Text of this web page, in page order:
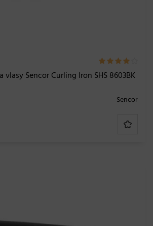
vlasy Sencor Curling Iron SHS 8603BK
Sencor